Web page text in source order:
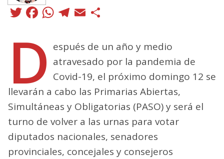
Twitter
Facebook
WhatsApp
Telegram
Email
D espués de un año y medio
atravesado por la pandemia de
Covid-19, el próximo domingo 12 se
llevarán a cabo las Primarias Abiertas,
Simultáneas y Obligatorias (PASO) y será el
turno de volver a las urnas para votar
diputados nacionales, senadores
provinciales, concejales y consejeros